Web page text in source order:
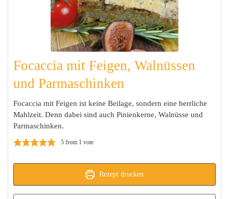
Focaccia mit Feigen, Walnüssen
und Parmaschinken
Focaccia mit Feigen ist keine Beilage, sondern eine herrliche
Mahlzeit. Denn dabei sind auch Pinienkerne, Walnüsse und
Parmaschinken.
5from 1 vote
Rezept drucken